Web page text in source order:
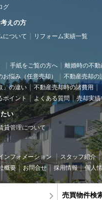
グ
えの方
について リフォーム実績一覧
手紙をご覧の方へ
離婚時の不動
悩み（任意売却）
不動産売却の
」の違い
不動産売却時の諸費用
ポイント
よくある質問 売却実績
い
貸管理について
ンフォメーション スタッフ紹介
概要 お問合せ 採用情報 個人
売買物件検